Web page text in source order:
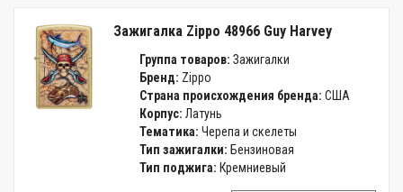
Зажигалка Zippo 48966 Guy Harvey
Группа товаров: Зажигалки
Бренд: Zippo
Страна происхождения бренда: США
Корпус: Латунь
Тематика: Черепа и скелеты
Тип зажигалки: Бензиновая
Тип поджига: Кремниевый